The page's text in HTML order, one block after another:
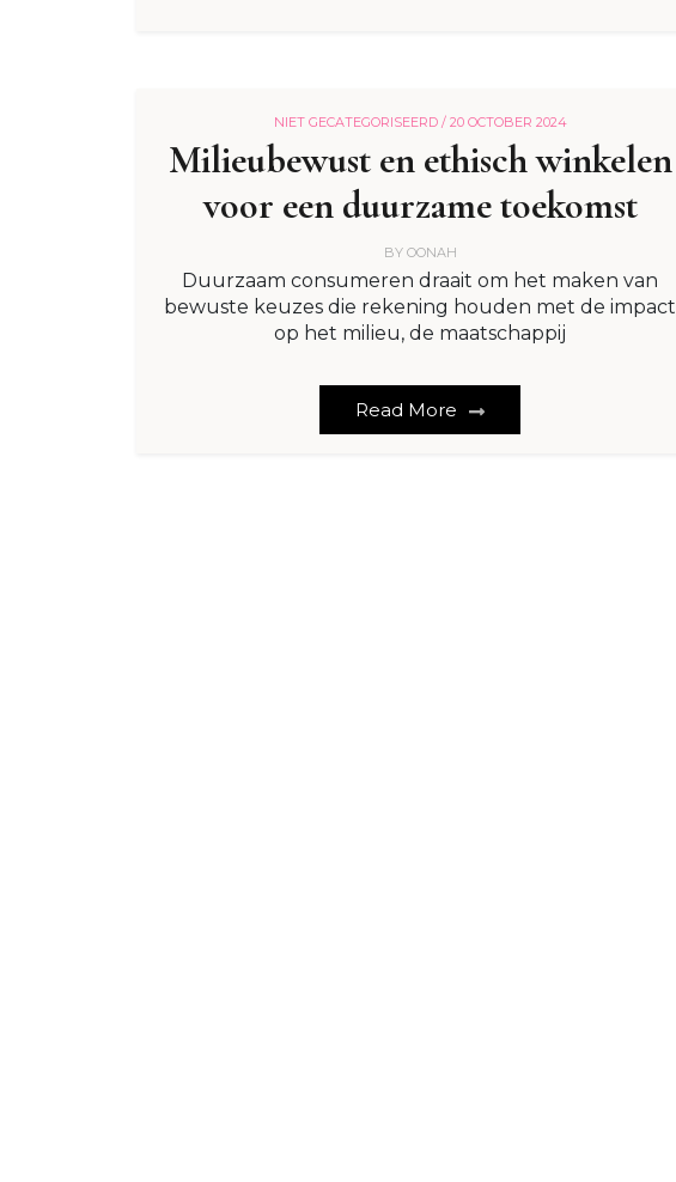
NIET GECATEGORISEERD /20 OCTOBER 2024
Milieubewust en ethisch winkelen
voor een duurzame toekomst
BY OONAH
Duurzaam consumeren draait om het maken van
bewuste keuzes die rekening houden met de impact
op het milieu, de maatschappij
Read More